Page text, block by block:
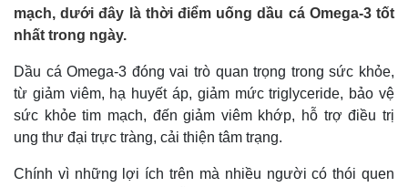
mạch, dưới đây là thời điểm uống dầu cá Omega-3 tốt
nhất trong ngày.
Dầu cá Omega-3 đóng vai trò quan trọng trong sức khỏe,
từ giảm viêm, hạ huyết áp, giảm mức triglyceride, bảo vệ
sức khỏe tim mạch, đến giảm viêm khớp, hỗ trợ điều trị
ung thư đại trực tràng, cải thiện tâm trạng.
Chính vì những lợi ích trên mà nhiều người có thói quen